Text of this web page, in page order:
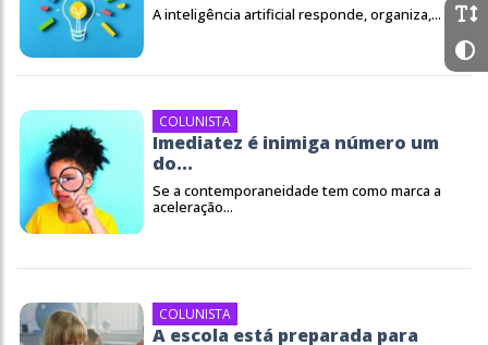
A inteligência artificial responde, organiza,...
COLUNISTA
Imediatez é inimiga número um
do...
Se a contemporaneidade tem como marca a
aceleração...
COLUNISTA
A escola está preparada para